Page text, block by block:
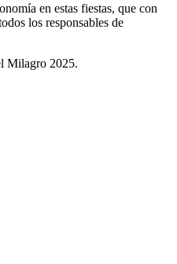
en estas fiestas, que con
los responsables de
Milagro 2025.